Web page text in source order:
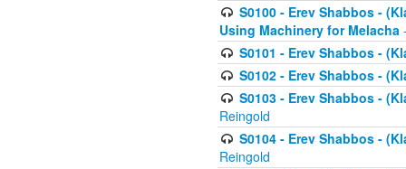
S0100 - Erev Shabbos -
Using Machinery for Melacha
S0101 - Erev Shabbos -
S0102 - Erev Shabbos -
S0103 - Erev Shabbos -
Reingold
S0104 - Erev Shabbos -
Reingold